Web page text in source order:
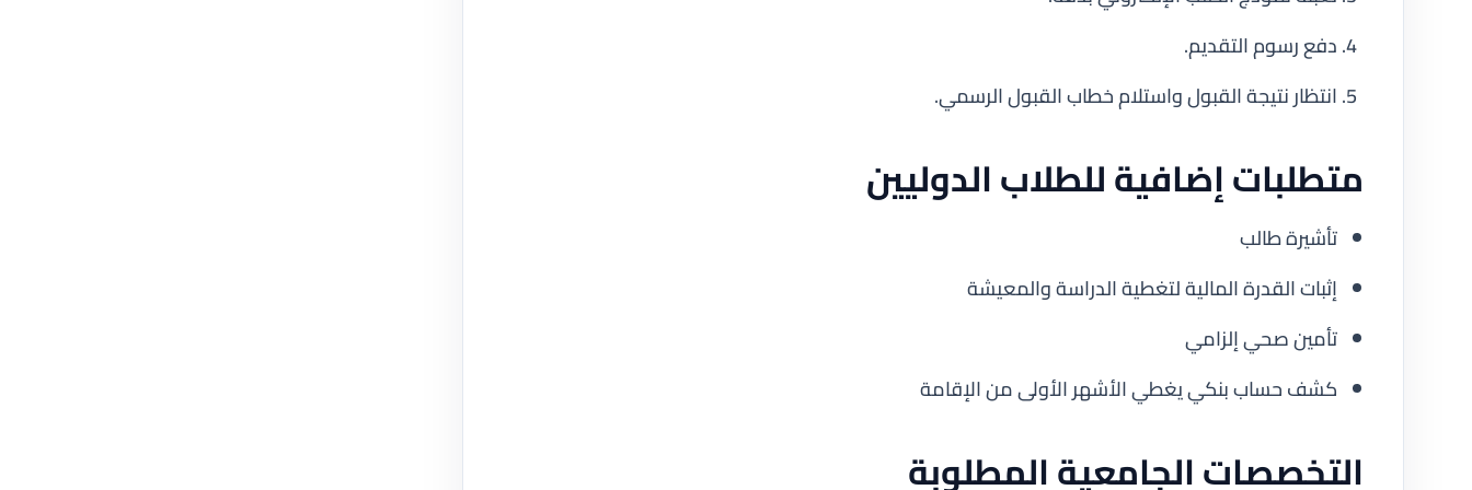
دفع رسوم التقديم.
انتظار نتيجة القبول واستلام خطاب القبول الرسمي.
متطلبات إضافية للطلاب الدوليين
تأشيرة طالب
إثبات القدرة المالية لتغطية الدراسة والمعيشة
تأمين صحي إلزامي
كشف حساب بنكي يغطي الأشهر الأولى من الإقامة
التخصصات الجامعية المطلوبة